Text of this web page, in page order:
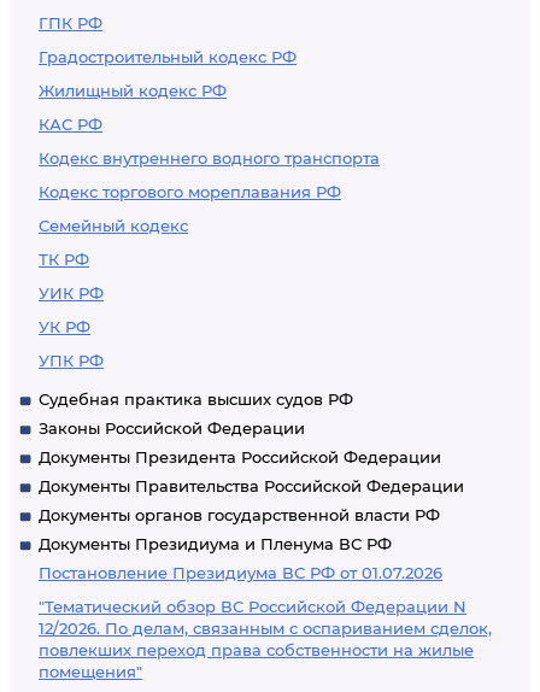
ГПК РФ
Градостроительный кодекс РФ
Жилищный кодекс РФ
КАС РФ
Кодекс внутреннего водного транспорта
Кодекс торгового мореплавания РФ
Семейный кодекс
ТК РФ
УИК РФ
УК РФ
УПК РФ
Судебная практика высших судов РФ
Законы Российской Федерации
Документы Президента Российской Федерации
Документы Правительства Российской Федерации
Документы органов государственной власти РФ
Документы Президиума и Пленума ВС РФ
Постановление Президиума ВС РФ от 01.07.2026
"Тематический обзор ВС Российской Федерации N
12/2026. По делам, связанным с оспариванием сделок,
повлекших переход права собственности на жилые
помещения"